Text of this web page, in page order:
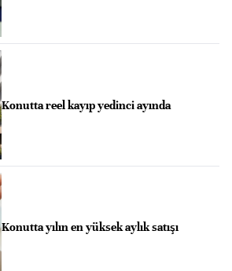
Konutta reel kayıp yedinci ayında
Konutta yılın en yüksek aylık satışı